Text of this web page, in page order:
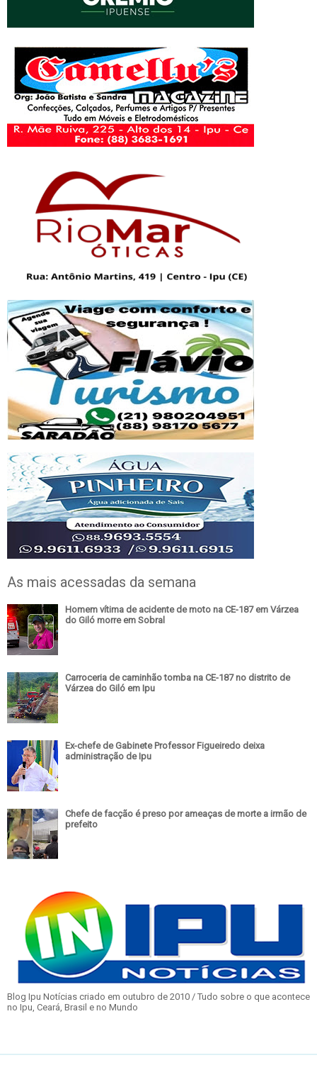
As mais acessadas da semana
Homem vítima de acidente de moto na CE-187 em Várzea
do Giló morre em Sobral
Carroceria de caminhão tomba na CE-187 no distrito de
Várzea do Giló em Ipu
Ex-chefe de Gabinete Professor Figueiredo deixa
administração de Ipu
Chefe de facção é preso por ameaças de morte a irmão de
prefeito
Blog Ipu Notícias criado em outubro de 2010 / Tudo sobre o que acontece
no Ipu, Ceará, Brasil e no Mundo